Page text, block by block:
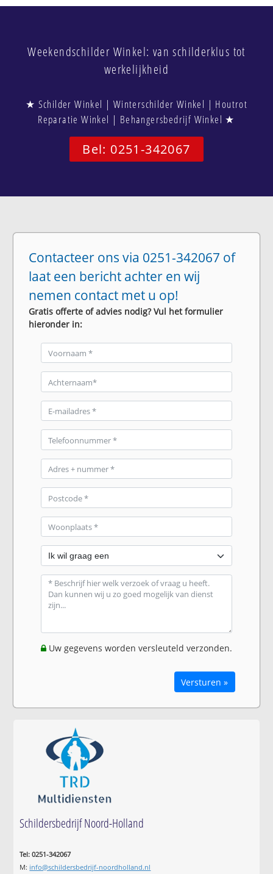
Weekendschilder Winkel: van schilderklus tot
werkelijkheid
★ Schilder Winkel | Winterschilder Winkel | Houtrot
Reparatie Winkel | Behangersbedrijf Winkel ★
Bel: 0251-342067
Contacteer ons via 0251-342067 of
laat een bericht achter en wij
nemen contact met u op!
Gratis offerte of advies nodig? Vul het formulier
hieronder in:
Uw gegevens worden versleuteld verzonden.
Versturen »
Schildersbedrijf Noord-Holland
Tel: 0251-342067
M: info@schildersbedrijf-noordholland.nl